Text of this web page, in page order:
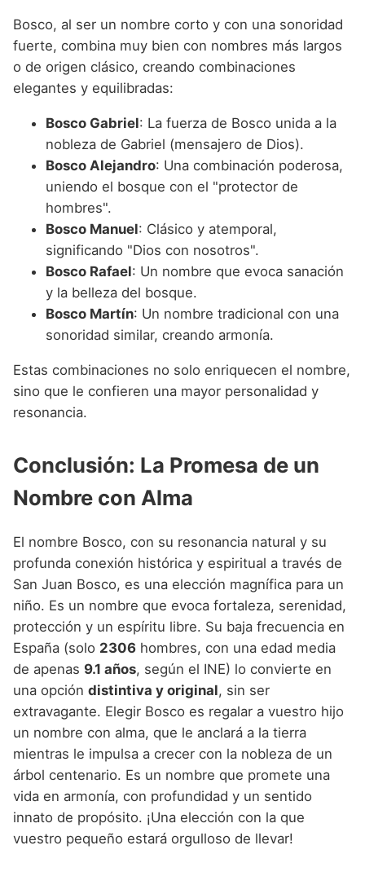
Bosco, al ser un nombre corto y con una sonoridad
fuerte, combina muy bien con nombres más largos
o de origen clásico, creando combinaciones
elegantes y equilibradas:
Bosco Gabriel: La fuerza de Bosco unida a la
nobleza de Gabriel (mensajero de Dios).
Bosco Alejandro: Una combinación poderosa,
uniendo el bosque con el "protector de
hombres".
Bosco Manuel: Clásico y atemporal,
significando "Dios con nosotros".
Bosco Rafael: Un nombre que evoca sanación
y la belleza del bosque.
Bosco Martín: Un nombre tradicional con una
sonoridad similar, creando armonía.
Estas combinaciones no solo enriquecen el nombre,
sino que le confieren una mayor personalidad y
resonancia.
Conclusión: La Promesa de un
Nombre con Alma
El nombre Bosco, con su resonancia natural y su
profunda conexión histórica y espiritual a través de
San Juan Bosco, es una elección magnífica para un
niño. Es un nombre que evoca fortaleza, serenidad,
protección y un espíritu libre. Su baja frecuencia en
España (solo 2306 hombres, con una edad media
de apenas 9.1 años, según el INE) lo convierte en
una opción distintiva y original, sin ser
extravagante. Elegir Bosco es regalar a vuestro hijo
un nombre con alma, que le anclará a la tierra
mientras le impulsa a crecer con la nobleza de un
árbol centenario. Es un nombre que promete una
vida en armonía, con profundidad y un sentido
innato de propósito. ¡Una elección con la que
vuestro pequeño estará orgulloso de llevar!